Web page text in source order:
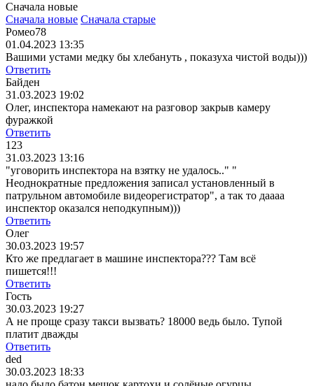
Сначала новые
Сначала новые Сначала старые
Ромео78
01.04.2023 13:35
Вашими устами медку бы хлебануть , показуха чистой воды)))
Ответить
Байден
31.03.2023 19:02
Олег, инспектора намекают на разговор закрыв камеру
фуражкой
Ответить
123
31.03.2023 13:16
"уговорить инспектора на взятку не удалось.." "
Неоднократные предложения записал установленный в
патрульном автомобиле видеорегистратор", а так то даааа
инспектор оказался неподкупным)))
Ответить
Олег
30.03.2023 19:57
Кто же предлагает в машине инспектора??? Там всё
пишется!!!
Ответить
Гость
30.03.2023 19:27
А не проще сразу такси вызвать? 18000 ведь было. Тупой
платит дважды
Ответить
ded
30.03.2023 18:33